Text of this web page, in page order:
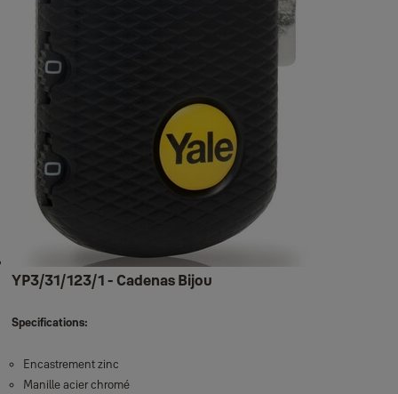
YP3/31/123/1 - Cadenas Bijou
Specifications:
Encastrement zinc
Manille acier chromé